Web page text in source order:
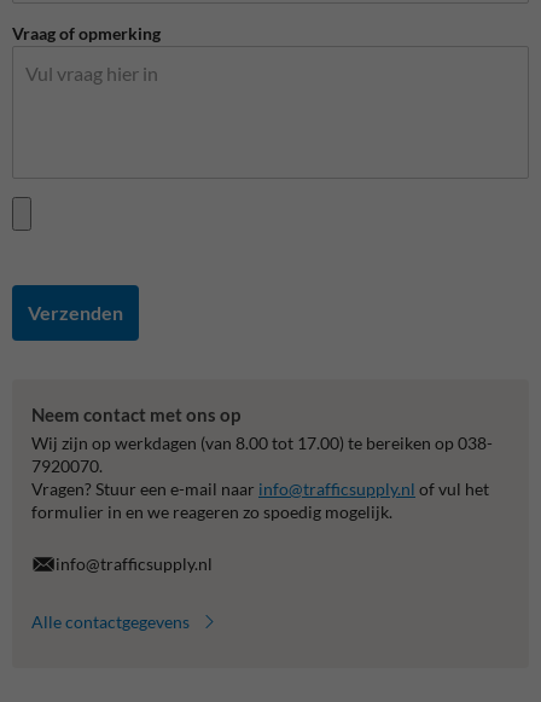
Vraag of opmerking
Verzenden
Neem contact met ons op
Wij zijn op werkdagen (van 8.00 tot 17.00) te bereiken op 038-
7920070.
Vragen? Stuur een e-mail naar info@trafficsupply.nl of vul het
formulier in en we reageren zo spoedig mogelijk.
info@trafficsupply.nl
Alle contactgegevens